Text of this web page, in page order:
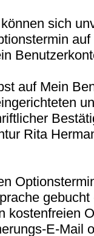
sich
auf
auf Mein
Rita
kostenfreien
E-Mail